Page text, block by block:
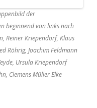
der
beginnend von links nach
Reiner Kriependorf, Klaus
Röhrig, Joachim Feldmann
Ursula Kriependorf
Clemens Müller Elke